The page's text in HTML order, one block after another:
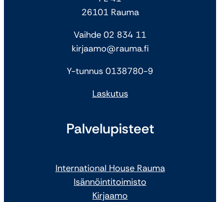
26101 Rauma
Vaihde 02 834 11
kirjaamo@rauma.fi
Y-tunnus 0138780-9
Laskutus
Palvelupisteet
International House Rauma
Isännöintitoimisto
Kirjaamo